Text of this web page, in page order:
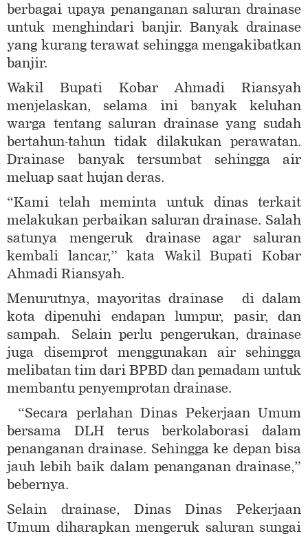
berbagai upaya penanganan saluran drainase
untuk menghindari banjir. Banyak drainase
yang kurang terawat sehingga mengakibatkan
banjir.
Wakil Bupati Kobar Ahmadi Riansyah
menjelaskan, selama ini banyak keluhan
warga tentang saluran drainase yang sudah
bertahun-tahun tidak dilakukan perawatan.
Drainase banyak tersumbat sehingga air
meluap saat hujan deras.
“Kami telah meminta untuk dinas terkait
melakukan perbaikan saluran drainase. Salah
satunya mengeruk drainase agar saluran
kembali lancar,” kata Wakil Bupati Kobar
Ahmadi Riansyah.
Menurutnya, mayoritas drainase di dalam
kota dipenuhi endapan lumpur, pasir, dan
sampah. Selain perlu pengerukan, drainase
juga disemprot menggunakan air sehingga
melibatan tim dari BPBD dan pemadam untuk
membantu penyemprotan drainase.
“Secara perlahan Dinas Pekerjaan Umum
bersama DLH terus berkolaborasi dalam
penanganan drainase. Sehingga ke depan bisa
jauh lebih baik dalam penanganan drainase,”
bebernya.
Selain drainase, Dinas Dinas Pekerjaan
Umum diharapkan mengeruk saluran sungai